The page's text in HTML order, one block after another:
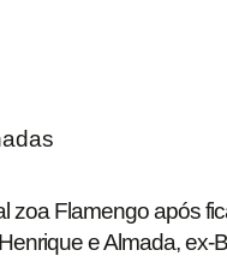
zoa Flamengo após
e Almada, ex-